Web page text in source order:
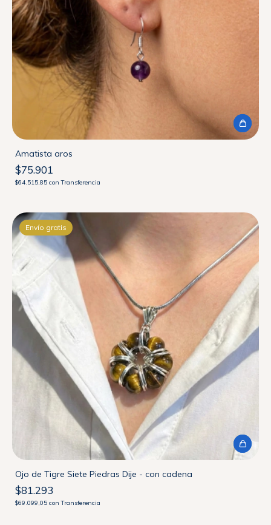
Amatista aros
$75.901
$64.515,85 con Transferencia
Envío gratis
Ojo de Tigre Siete Piedras Dije - con cadena
$81.293
$69.099,05 con Transferencia